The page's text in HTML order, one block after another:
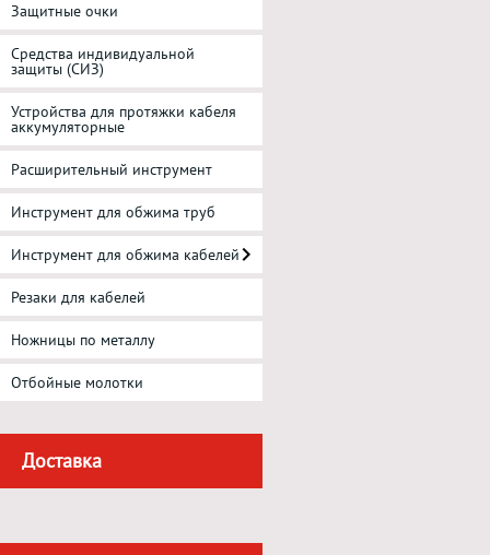
Защитные очки
Средства индивидуальной
защиты (СИЗ)
Устройства для протяжки кабеля
аккумуляторные
Расширительный инструмент
Инструмент для обжима труб
Инструмент для обжима кабелей
Резаки для кабелей
Ножницы по металлу
Отбойные молотки
Доставка